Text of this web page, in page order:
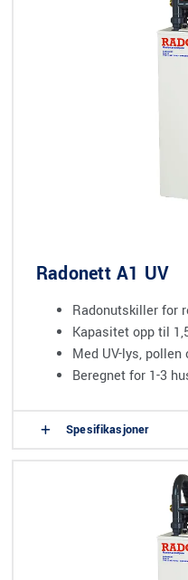
Radonett A1 UV
Radonutskiller for
Kapasitet opp til
Med UV-lys,
Beregnet for 1-3
Spesifikasjoner